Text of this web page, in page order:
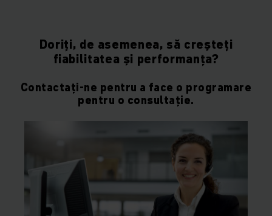
Doriți, de asemenea, să creșteți
fiabilitatea și performanța?
Contactați-ne pentru a face o programare
pentru o consultație.